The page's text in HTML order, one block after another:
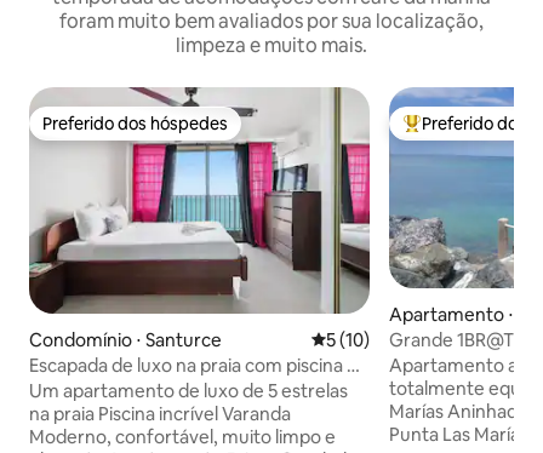
foram muito bem avaliados por sua localização,
limpeza e muito mais.
Preferido dos hóspedes
Preferido dos hóspedes
Condomínio ⋅ Santurce 5 de uma avaliação média
5 (10)
Escapada de luxo na praia com piscina e
vista para o mar
Um apartamento de luxo de 5 estrelas
na praia Piscina incrível Varanda
Moderno, confortável, muito limpo e
Entre os
Preferido dos
Apartamento ⋅
Grande
mostsecurespot
Apartamento
totalmente
Marías Aninhado
Punta Las